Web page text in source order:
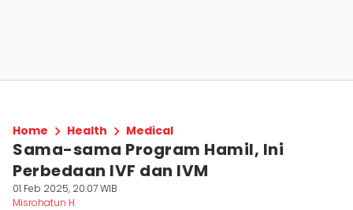
Home Health Medical
Sama-sama Program Hamil, Ini
Perbedaan IVF dan IVM
01 Feb 2025, 20:07 WIB
Misrohatun H